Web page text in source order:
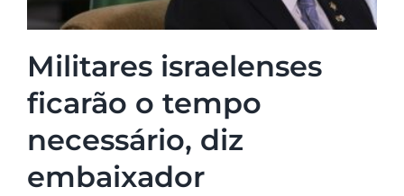
Militares israelenses
ficarão o tempo
necessário, diz
embaixador